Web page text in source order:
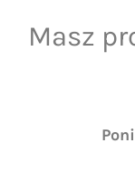
Masz